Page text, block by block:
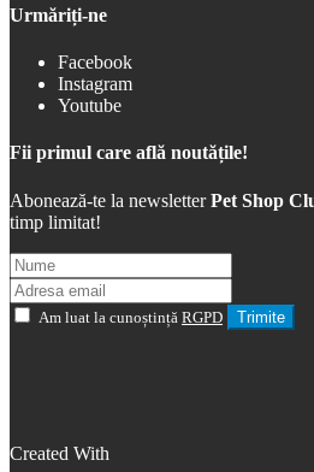
Urmăriți-ne
Facebook
Instagram
Youtube
Fii primul care află noutățile!
Abonează-te la newsletterPet Shop
timp limitat!
Am luat la cunoștință RGPD Trimite
Created With